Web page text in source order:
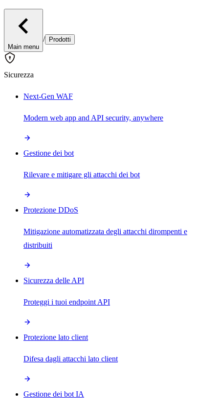
Main menu
/ Prodotti
Sicurezza
Next-Gen WAF
Modern web app and API security, anywhere
Gestione dei bot
Rilevare e mitigare gli attacchi dei bot
Protezione DDoS
Mitigazione automatizzata degli attacchi dirompenti e
distribuiti
Sicurezza delle API
Proteggi i tuoi endpoint API
Protezione lato client
Difesa dagli attacchi lato client
Gestione dei bot IA